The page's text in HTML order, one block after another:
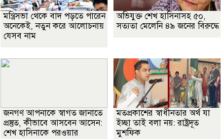
মন্ত্রিসভা থেকে বাদ পড়তে পারেন
অনেকেই, নতুন করে আলোচনায়
যেসব নাম
অভিযুক্ত শেখ হাসিনাসহ ৫০,
সত্যতা মেলেনি ৪৯ জনের বিরুদ্ধে
জনগণ আপনাকে স্বাগত জানাতে
প্রস্তুত, কীভাবে আসবেন আসেন:
শেখ হাসিনাকে পরওয়ার
মতপ্রকাশের স্বাধীনতার অর্থ যা
ইচ্ছা তাই বলা নয়: রাষ্ট্রদূত
মুশফিক